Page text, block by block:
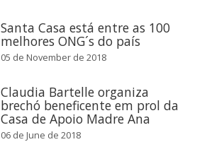
Santa Casa está entre as 100
melhores ONG´s do país
05 de November de 2018
Claudia Bartelle organiza
brechó beneficente em prol da
Casa de Apoio Madre Ana
06 de June de 2018